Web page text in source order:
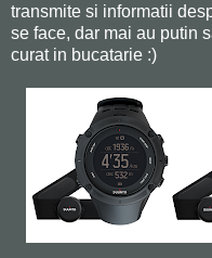
transmite si informatii
se face, dar mai au putin
curat in bucatarie :)